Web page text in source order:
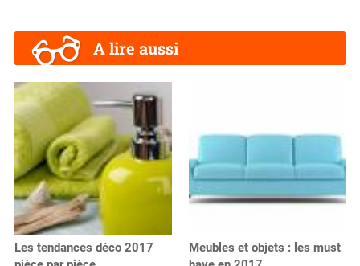
A lire aussi
Les tendances déco 2017
Meubles et objets : les must